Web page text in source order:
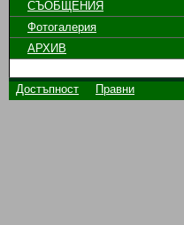
СЪОБЩЕНИЯ
Фотогалерия
АРХИВ
Достъпност Правни